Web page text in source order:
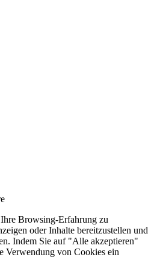
Browsing-Erfahrung zu
oder Inhalte bereitzustellen und
Indem Sie auf "Alle akzeptieren"
Verwendung von Cookies ein